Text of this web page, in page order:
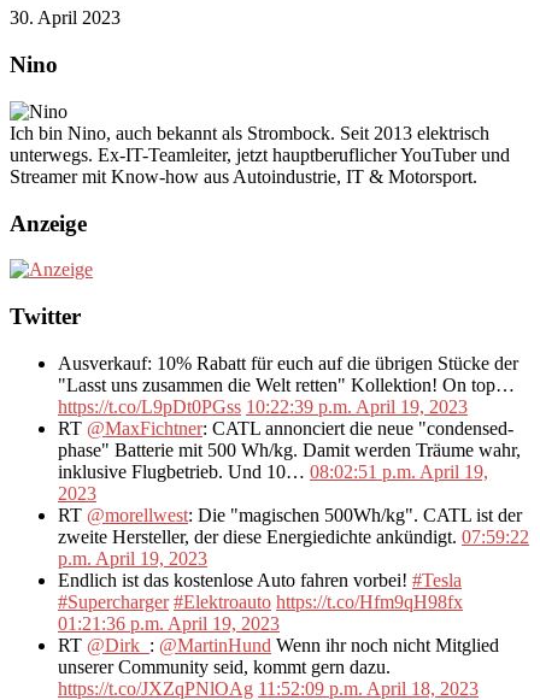
30. April 2023
Nino
Ich bin Nino, auch bekannt als Strombock. Seit 2013 elektrisch
unterwegs. Ex-IT-Teamleiter, jetzt hauptberuflicher YouTuber und
Streamer mit Know-how aus Autoindustrie, IT & Motorsport.
Anzeige
Twitter
Ausverkauf: 10% Rabatt für euch auf die übrigen Stücke der
"Lasst uns zusammen die Welt retten" Kollektion! On top…
https://t.co/L9pDt0PGss 10:22:39 p.m. April 19, 2023
RT @MaxFichtner: CATL annonciert die neue "condensed-
phase" Batterie mit 500 Wh/kg. Damit werden Träume wahr,
inklusive Flugbetrieb. Und 10… 08:02:51 p.m. April 19,
2023
RT @morellwest: Die "magischen 500Wh/kg". CATL ist der
zweite Hersteller, der diese Energiedichte ankündigt. 07:59:22
p.m. April 19, 2023
Endlich ist das kostenlose Auto fahren vorbei! #Tesla
#Supercharger #Elektroauto https://t.co/Hfm9qH98fx
01:21:36 p.m. April 19, 2023
RT @Dirk_ : @MartinHund Wenn ihr noch nicht Mitglied
unserer Community seid, kommt gern dazu.
https://t.co/JXZqPNlOAg 11:52:09 p.m. April 18, 2023